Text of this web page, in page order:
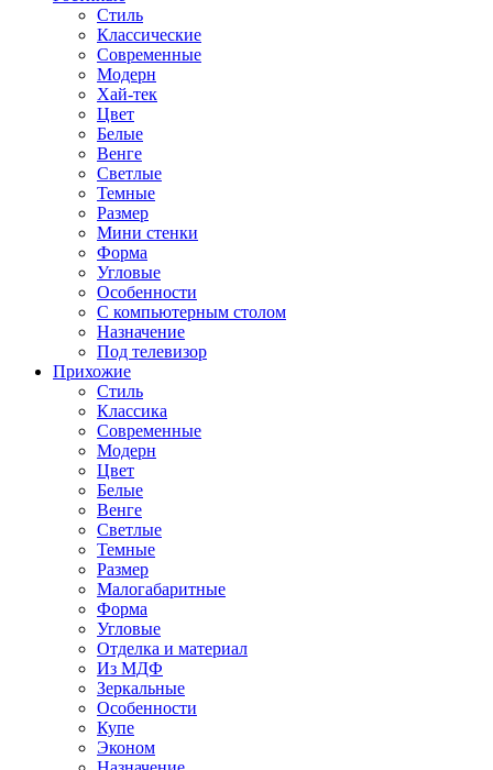
Стиль
Классические
Современные
Модерн
Хай-тек
Цвет
Белые
Венге
Светлые
Темные
Размер
Мини стенки
Форма
Угловые
Особенности
С компьютерным столом
Назначение
Под телевизор
Прихожие
Стиль
Классика
Современные
Модерн
Цвет
Белые
Венге
Светлые
Темные
Размер
Малогабаритные
Форма
Угловые
Отделка и материал
Из МДФ
Зеркальные
Особенности
Купе
Эконом